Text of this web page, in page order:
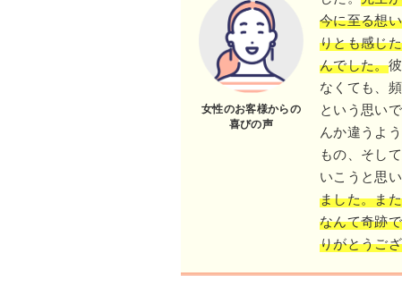
女性のお客様からの
喜びの声
今に至る想
りとも感じ
んでした。
なくても、
という思い
んか違うよ
もの、そし
いこうと思い
ました。ま
なんて奇跡
りがとうご